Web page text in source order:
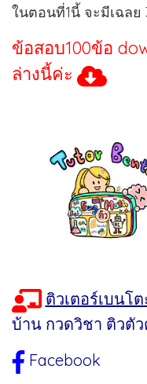
ในตอนที่1นี้ จะมีเฉลย
ข้อสอบ100ข้อ
ล่างนี้ค่ะ
ติวเตอร์เบนโต
บ้าน กวดวิชา ติวตั
Facebook